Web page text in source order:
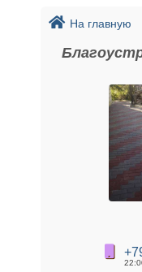
На главную